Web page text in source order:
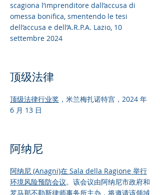
scagiona l’imprenditore dall’accusa di
omessa bonifica, smentendo le tesi
dell’accusa e dell’A.R.P.A. Lazio, 10
settembre 2024
顶级法律
顶级法律行业奖 ，米兰梅扎诺特宫，2024 年
6 月 13 日
阿纳尼
阿纳尼 (Anagni)在 Sala della Ragione 举行
环境风险预防会议。该会议由阿纳尼市政府和
罗马那不勒斯律师事务所主办，将邀请该领域